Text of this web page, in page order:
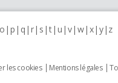
o p q r s t u v w x y z
les cookies Mentions légales